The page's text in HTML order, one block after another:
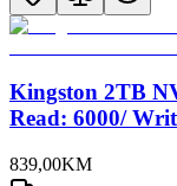
Kingston 2TB
Read: 6000/
839,00KM